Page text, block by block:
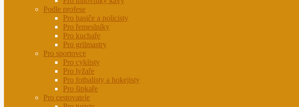
Podle profese
Pro hasiče a policisty
Pro řemeslníky
Pro kuchaře
Pro grilmastry
Pro sportovce
Pro cyklisty
Pro lyžaře
Pro fotbalisty a hokejisty
Pro šipkaře
Pro cestovatele